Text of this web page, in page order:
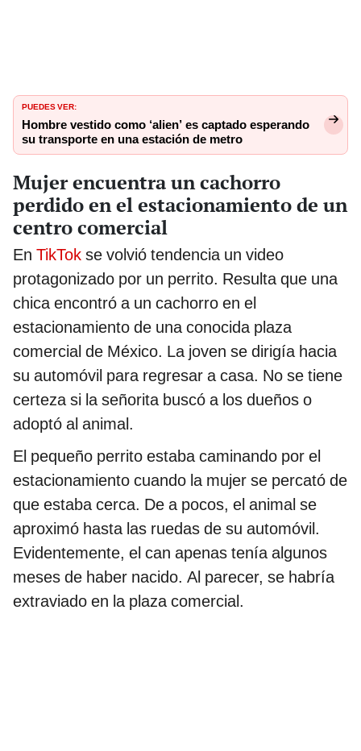
PUEDES VER:
Hombre vestido como ‘alien’ es captado esperando
su transporte en una estación de metro
Mujer encuentra un cachorro
perdido en el estacionamiento de un
centro comercial
En TikTok se volvió tendencia un video
protagonizado por un perrito. Resulta que una
chica encontró a un cachorro en el
estacionamiento de una conocida plaza
comercial de México. La joven se dirigía hacia
su automóvil para regresar a casa. No se tiene
certeza si la señorita buscó a los dueños o
adoptó al animal.
El pequeño perrito estaba caminando por el
estacionamiento cuando la mujer se percató de
que estaba cerca. De a pocos, el animal se
aproximó hasta las ruedas de su automóvil.
Evidentemente, el can apenas tenía algunos
meses de haber nacido. Al parecer, se habría
extraviado en la plaza comercial.